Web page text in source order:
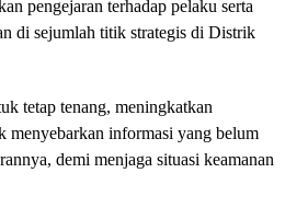
pengejaran terhadap pelaku serta
di sejumlah titik strategis di Distrik
tetap tenang, meningkatkan
menyebarkan informasi yang belum
demi menjaga situasi keamanan